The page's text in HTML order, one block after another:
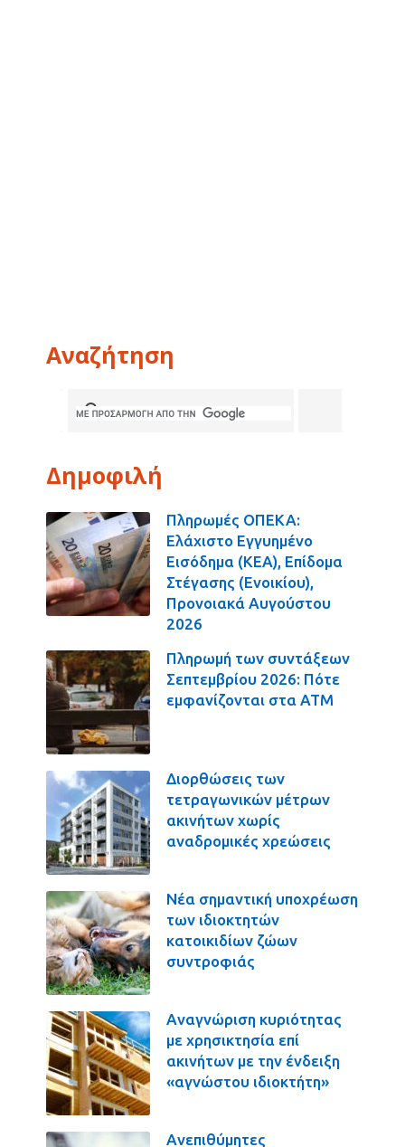
Αναζήτηση
Δημοφιλή
Πληρωμές ΟΠΕΚΑ:
Ελάχιστο Εγγυημένο
Εισόδημα (ΚΕΑ), Επίδομα
Στέγασης (Ενοικίου),
Προνοιακά Αυγούστου
2026
Πληρωμή των συντάξεων
Σεπτεμβρίου 2026: Πότε
εμφανίζονται στα ΑΤΜ
Διορθώσεις των
τετραγωνικών μέτρων
ακινήτων χωρίς
αναδρομικές χρεώσεις
Νέα σημαντική υποχρέωση
των ιδιοκτητών
κατοικιδίων ζώων
συντροφιάς
Αναγνώριση κυριότητας
με χρησικτησία επί
ακινήτων με την ένδειξη
«αγνώστου ιδιοκτήτη»
Ανεπιθύμητες